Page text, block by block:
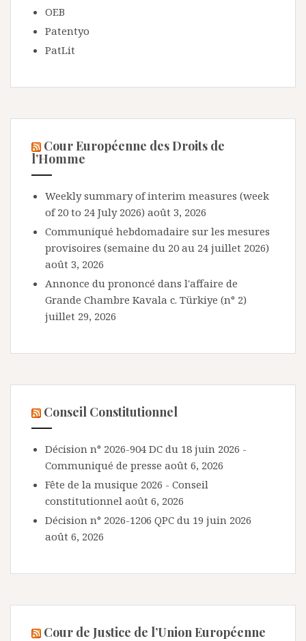
OEB
Patentyo
PatLit
Cour Européenne des Droits de
l’Homme
Weekly summary of interim measures (week
of 20 to 24 July 2026) août 3, 2026
Communiqué hebdomadaire sur les mesures
provisoires (semaine du 20 au 24 juillet 2026)
août 3, 2026
Annonce du prononcé dans l'affaire de
Grande Chambre Kavala c. Türkiye (n° 2)
juillet 29, 2026
Conseil Constitutionnel
Décision n° 2026-904 DC du 18 juin 2026 -
Communiqué de presse août 6, 2026
Fête de la musique 2026 - Conseil
constitutionnel août 6, 2026
Décision n° 2026-1206 QPC du 19 juin 2026
août 6, 2026
Cour de Justice de l’Union Européenne